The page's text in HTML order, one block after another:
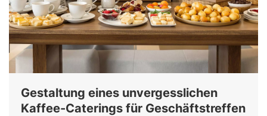
Gestaltung eines unvergesslichen
Kaffee-Caterings für Geschäftstreffen